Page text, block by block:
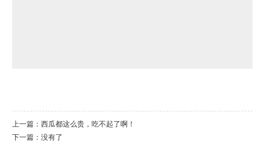
上一篇： 西瓜都这么贵，吃不起了啊！
下一篇：没有了